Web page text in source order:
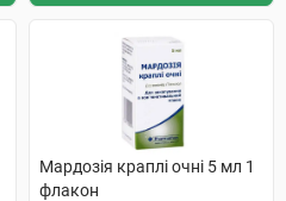
Мардозія краплі очні 5 мл 1
флакон